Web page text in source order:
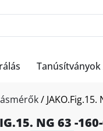
/ JAKO.Fig.15.
NG 63 -